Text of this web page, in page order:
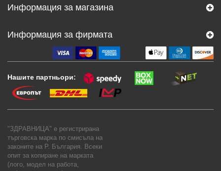
Информация за магазина
Информация за фирмата
Нашите партньори:
"ЗДРАВНИЦА" е регистрирана
търговска марка по смисъла на
законите на Р. България. Всеки
опит за копиране на марката
(лого, модел на работа,